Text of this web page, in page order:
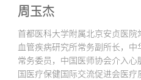
周玉杰
首都医科大学附属北京安贞医
血管疾病研究所常务副所长，
常务委员，中国医师协会介入
国医疗保健国际交流促进会医